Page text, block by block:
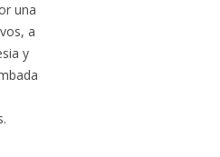
una
a
y